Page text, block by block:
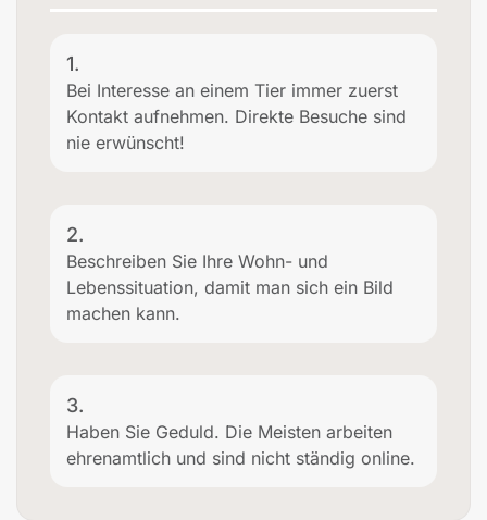
1.
Bei Interesse an einem Tier immer zuerst
Kontakt aufnehmen. Direkte Besuche sind
nie erwünscht!
2.
Beschreiben Sie Ihre Wohn- und
Lebenssituation, damit man sich ein Bild
machen kann.
3.
Haben Sie Geduld. Die Meisten arbeiten
ehrenamtlich und sind nicht ständig online.